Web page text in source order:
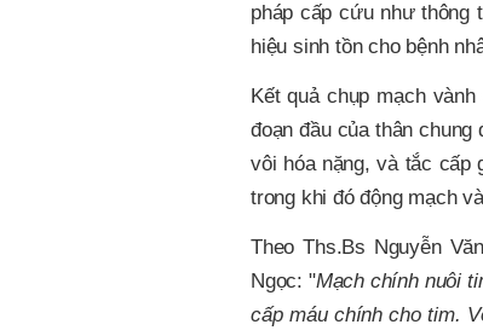
pháp cấp cứu như thông
hiệu sinh tồn cho bệnh
Kết quả chụp mạch
đoạn đầu của thân
vôi hóa nặng, và tắc cấp
trong khi đó động mạch
Theo Ths.Bs Nguyễn
Ngọc: "Mạch chính nuôi
cấp máu chính cho tim.